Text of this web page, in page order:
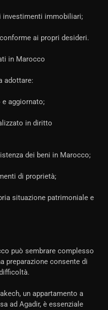
investimenti immobiliari;
ai propri desideri.
in Marocco
adottare:
aggiornato;
in diritto
dei beni in Marocco;
di proprietà;
situazione patrimoniale e
può sembrare complesso
preparazione consente di
un appartamento a
ad Agadir, è essenziale